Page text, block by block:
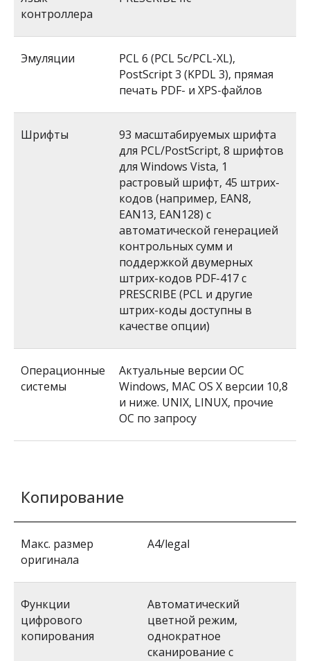
контроллера
Эмуляции
PCL 6 (PCL 5c/PCL-XL),
PostScript 3 (KPDL 3), прямая
печать PDF- и XPS-файлов
Шрифты
93 масштабируемых шрифта
для PCL/PostScript, 8 шрифтов
для Windows Vista, 1
растровый шрифт, 45 штрих-
кодов (например, EAN8,
EAN13, EAN128) с
автоматической генерацией
контрольных сумм и
поддержкой двумерных
штрих-кодов PDF-417 с
PRESCRIBE (PCL и другие
штрих-коды доступны в
качестве опции)
Операционные
системы
Актуальные версии ОС
Windows, MAC OS X версии 10,8
и ниже. UNIX, LINUX, прочие
ОС по запросу
Копирование
Макс. размер
оригинала
A4/legal
Функции
цифрового
копирования
Автоматический
цветной режим,
однократное
сканирование с